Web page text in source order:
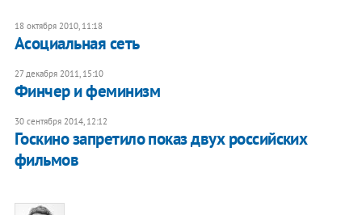
18 октября 2010, 11:18
Асоциальная сеть
27 декабря 2011, 15:10
Финчер и феминизм
30 сентября 2014, 12:12
Госкино запретило показ двух российских
фильмов